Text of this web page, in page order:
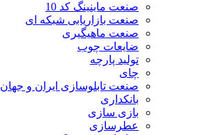
صنعت ماینینگ کد 10
صنعت بازاریابی شبکه ای
صنعت ماهیگیری
ضایعات چوب
تولید پارچه
چای
صنعت تابلوسازی ایران و جهان
بانکداری
بازی سازی
عطرسازی